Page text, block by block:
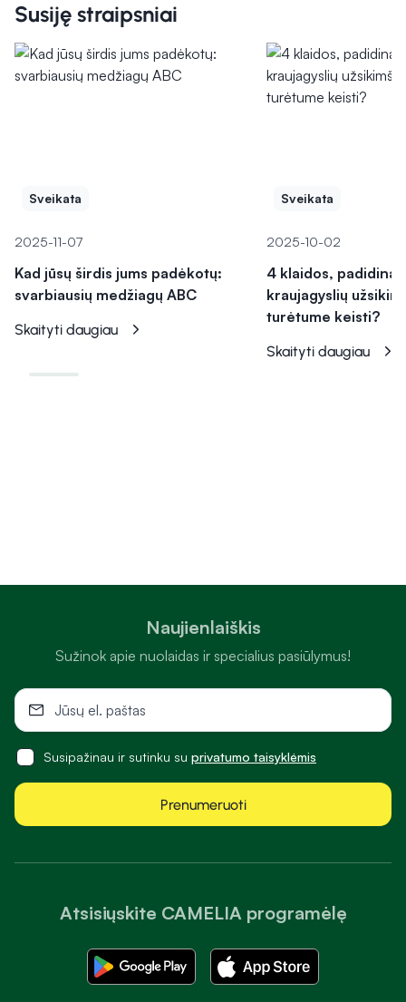
Susiję straipsniai
Sveikata
2025-11-07
Kad jūsų širdis jums padėkotų:
svarbiausių medžiagų ABC
Skaityti daugiau
Sveikata
2025-10-02
4 klaidos,
kraujagyslių
turėtume keisti?
Skaityti daugiau
Atsisiųskite CAMELIA programėlę
Naujienlaiškis
Sužinok apie nuolaidas ir specialius pasiūlymus!
Susipažinau ir sutinku su privatumo taisyklėmis
Prenumeruoti